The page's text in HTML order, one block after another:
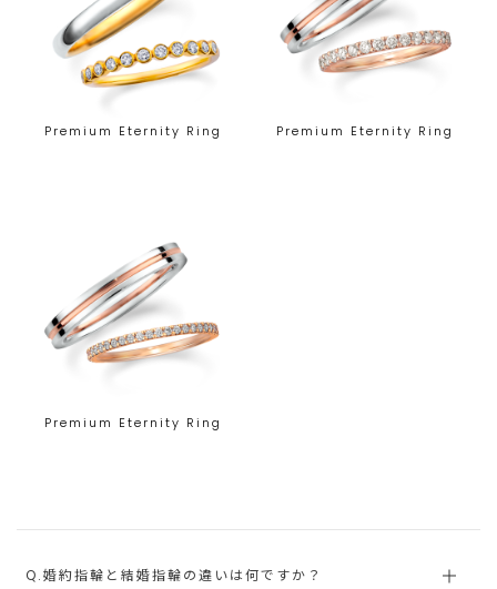
Premium Eternity Ring Premium Eternity Ring
Premium Eternity Ring
Q.婚約指輪と結婚指輪の違いは何ですか？